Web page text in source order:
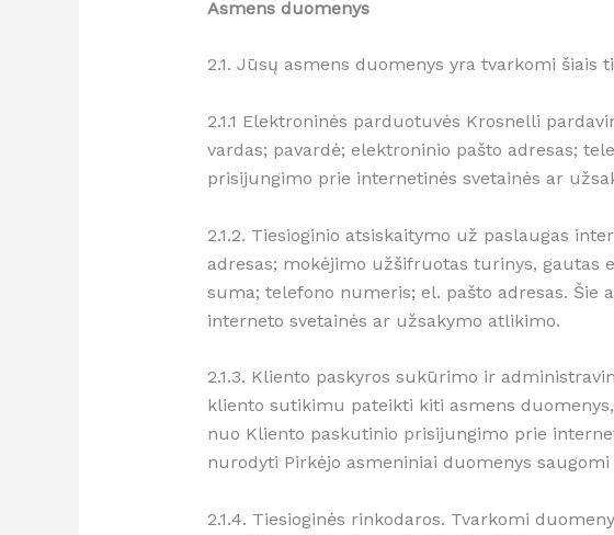
Asmens duomenys
2.1. Jūsų asmens duomenys yra tvarkomi šiais
2.1.1 Elektroninės parduotuvės Krosnelli
vardas; pavardė; elektroninio pašto adresas;
prisijungimo prie internetinės svetainės ar
2.1.2. Tiesioginio atsiskaitymo už paslaugas
adresas; mokėjimo užšifruotas turinys,
suma; telefono numeris; el. pašto adresas.
interneto svetainės ar užsakymo atlikimo.
2.1.3. Kliento paskyros sukūrimo ir
kliento sutikimu pateikti kiti asmens
nuo Kliento paskutinio prisijungimo prie
nurodyti Pirkėjo asmeniniai duomenys saugomi
2.1.4. Tiesioginės rinkodaros. Tvarkomi